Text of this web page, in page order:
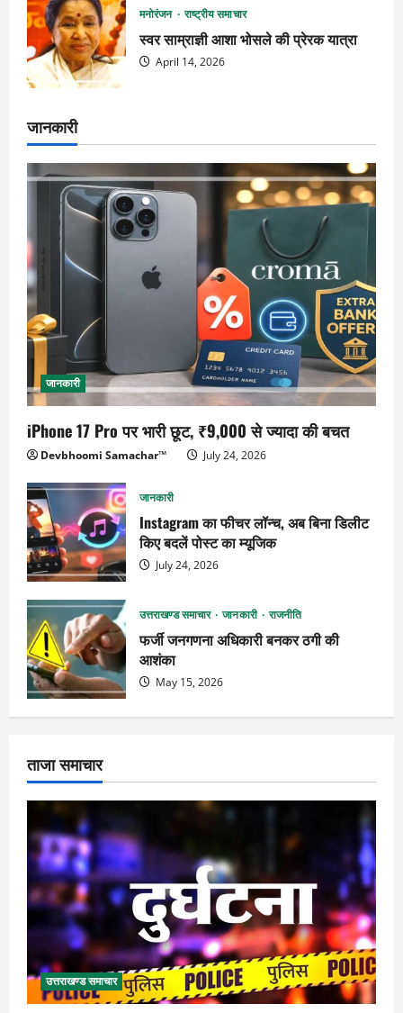
मनोरंजन राष्ट्रीय समाचार
स्वर साम्राज्ञी आशा भोसले की प्रेरक यात्रा
April 14, 2026
जानकारी
जानकारी
iPhone 17 Pro पर भारी छूट, ₹9,000 से ज्यादा की बचत
Devbhoomi Samachar™ July 24, 2026
जानकारी
Instagram का फीचर लॉन्च, अब बिना डिलीट
किए बदलें पोस्ट का म्यूजिक
July 24, 2026
उत्तराखण्ड समाचार जानकारी राजनीति
फर्जी जनगणना अधिकारी बनकर ठगी की
आशंका
May 15, 2026
ताजा समाचार
उत्तराखण्ड समाचार